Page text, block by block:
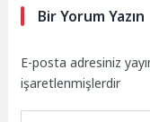
Bir Yorum Yazın
E-posta adresiniz
işaretlenmişlerdir